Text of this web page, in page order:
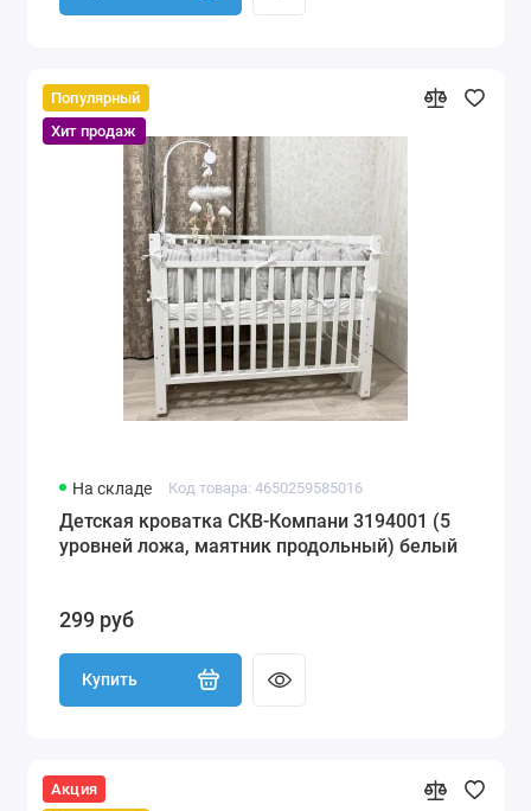
Популярный
Хит продаж
На складе Код товара: 4650259585016
Детская кроватка СКВ-Компани 3194001 (5
уровней ложа, маятник продольный) белый
299 руб
Купить
Акция